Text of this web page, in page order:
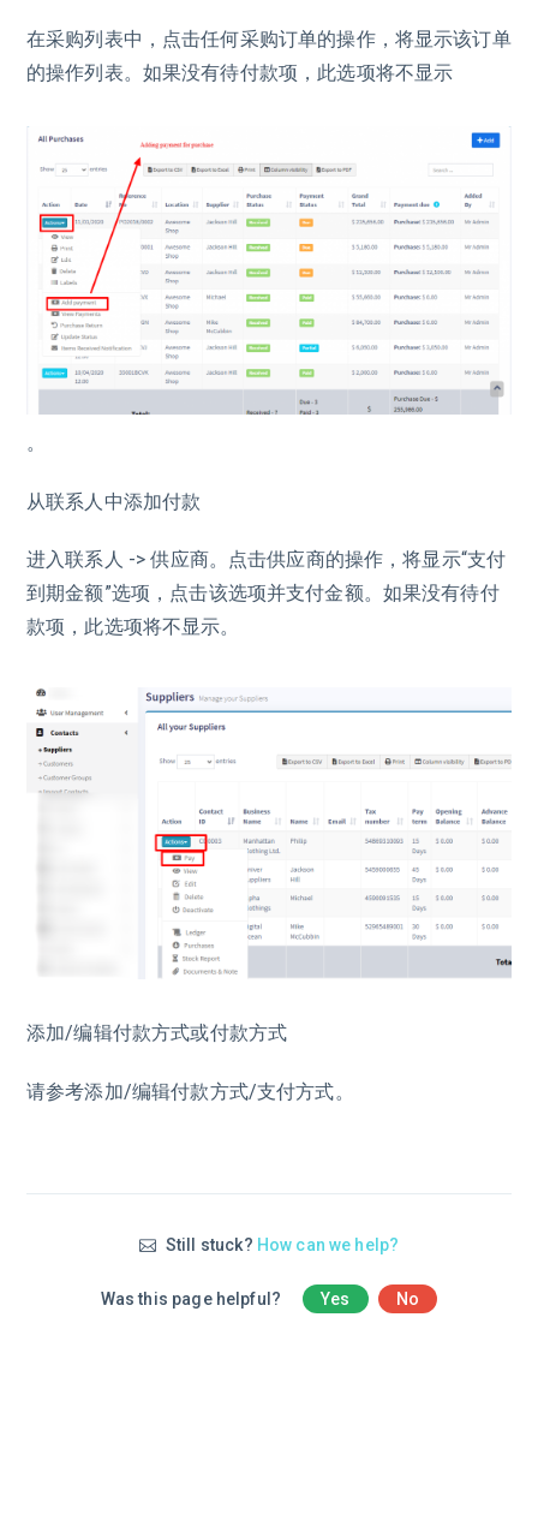
在采购列表中，点击任何采购订单的操作，将显示该订单
的操作列表。如果没有待付款项，此选项将不显示
。
从联系人中添加付款
进入联系人 -> 供应商。点击供应商的操作，将显示“支付
到期金额”选项，点击该选项并支付金额。如果没有待付
款项，此选项将不显示。
添加/编辑付款方式或付款方式
请参考添加/编辑付款方式/支付方式。
Still stuck? How can we help?
Was this page helpful? Yes No